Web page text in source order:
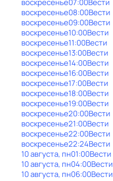
воскресенье07:00Вести
воскресенье08:00Вести
воскресенье09:00Вести
воскресенье10:00Вести
воскресенье11:00Вести
воскресенье13:00Вести
воскресенье14:00Вести
воскресенье16:00Вести
воскресенье17:00Вести
воскресенье18:00Вести
воскресенье19:00Вести
воскресенье20:00Вести
воскресенье21:00Вести
воскресенье22:00Вести
воскресенье22:24Вести
10 августа, пн01:00Вести
10 августа, пн04:00Вести
10 августа, пн06:00Вести